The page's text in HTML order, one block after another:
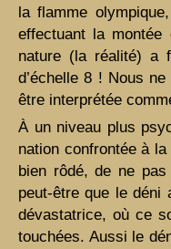
la flamme
effectuant la montée
nature (la réalité) a
d’échelle 8 ! Nous
être interprétée
À un niveau plus
nation confrontée à
bien rôdé, de ne pas
peut-être que le déni
dévastatrice, où ce
touchées. Aussi le